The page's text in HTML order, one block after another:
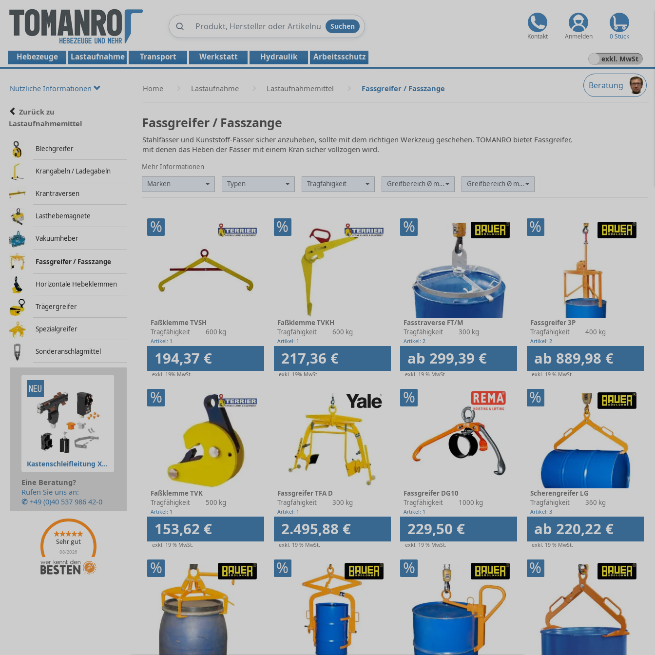
Produkte
Suchen
Kontakt Anmelden 0 Stück
Hebezeuge Lastaufnahme Transport Werkstatt Hydraulik Arbeitsschutz exkl. MwSt
Nützliche Informationen
Zurück zu
Lastaufnahmemittel
Blechgreifer
Krangabeln / Ladegabeln
Krantraversen
Lasthebemagnete
Vakuumheber
Fassgreifer / Fasszange
Horizontale Hebeklemmen
Trägergreifer
Spezialgreifer
Sonderanschlagmittel
Kastenschleifleitung XLine
Eine Beratung?
Rufen Sie uns an:
✆ +49 (0)40 537 986 42-0
Sehr gut
08/2026
Beratung
Home Lastaufnahme Lastaufnahmemittel Fassgreifer / Fasszange
Fassgreifer / Fasszange
Stahlfässer und Kunststoff-Fässer sicher anzuheben, sollte mit dem richtigen Werkzeug geschehen. TOMANRO bietet Fassgreifer,
mit denen das Heben der Fässer mit einem Kran sicher vollzogen wird.
Mehr Informationen
Marken
Typen Tragfähigkeit Greifbereich Ø min. Greifbereich Ø max.
%
Faßklemme TVSH
Tragfähigkeit
600 kg
Artikel: 1
194,37 €
exkl. 19% MwSt.
%
Faßklemme TVKH
Tragfähigkeit
600 kg
Artikel: 1
217,36 €
exkl. 19% MwSt.
%
Fasstraverse FT/M
Tragfähigkeit
300 kg
Artikel: 2
ab 299,39 €
exkl. 19 % MwSt.
%
Fassgreifer 3P
Tragfähigkeit
400 kg
Artikel: 2
ab 889,98 €
exkl. 19 % MwSt.
%
Faßklemme TVK
Tragfähigkeit
500 kg
Artikel: 1
153,62 €
exkl. 19 % MwSt.
Fassgreifer TFA D
Tragfähigkeit
300 kg
Artikel: 1
2.495,88 €
exkl. 19 % MwSt.
%
Fassgreifer DG10
Tragfähigkeit
1000 kg
Artikel: 1
229,50 €
exkl. 19 % MwSt.
%
Scherengreifer LG
Tragfähigkeit
360 kg
Artikel: 3
ab 220,22 €
exkl. 19 % MwSt.
% % % %